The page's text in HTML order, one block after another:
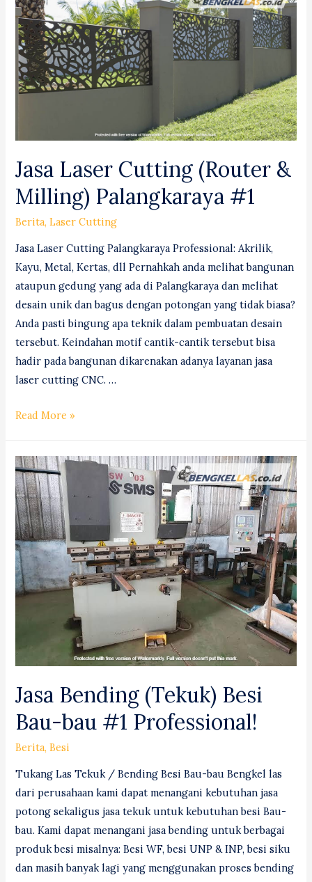
&
Milling)
Tarakan
#1
Jasa Laser Cutting (Router &
Milling) Palangkaraya #1
Berita,Laser Cutting
Jasa Laser Cutting Palangkaraya Professional: Akrilik,
Kayu, Metal, Kertas, dll Pernahkah anda melihat bangunan
ataupun gedung yang ada di Palangkaraya dan melihat
desain unik dan bagus dengan potongan yang tidak biasa?
Anda pasti bingung apa teknik dalam pembuatan desain
tersebut. Keindahan motif cantik-cantik tersebut bisa
hadir pada bangunan dikarenakan adanya layanan jasa
laser cutting CNC. …
Jasa
(Router
&
Milling)
Palangkaraya
#1
Read More »
Jasa Bending (Tekuk) Besi
Bau-bau #1 Professional!
Berita,Besi
Tukang Las Tekuk / Bending Besi Bau-bau Bengkel las
dari perusahaan kami dapat menangani kebutuhan jasa
potong sekaligus jasa tekuk untuk kebutuhan besi Bau-
bau. Kami dapat menangani jasa bending untuk berbagai
produk besi misalnya: Besi WF, besi UNP & INP, besi siku
dan masih banyak lagi yang menggunakan proses bending